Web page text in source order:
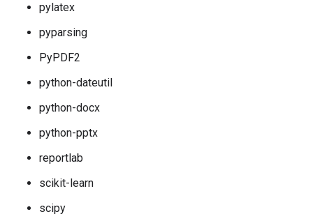
pylatex
pyparsing
PyPDF2
python-dateutil
python-docx
python-pptx
reportlab
scikit-learn
scipy